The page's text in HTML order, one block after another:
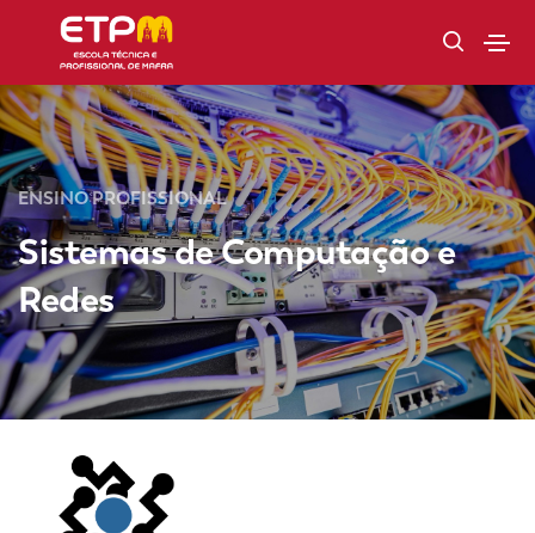
ENSINO PROFISSIONAL
Sistemas de Computação e
Redes